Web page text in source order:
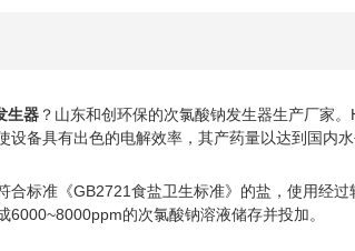
生器 ？ 山东和创环保的次氯酸钠发生器生产厂家
设备具有出色的电解效率，其产药量以达到国内
合标准《GB2721食盐卫生标准》的盐，使用经
的次氯酸钠溶液储存并投加。